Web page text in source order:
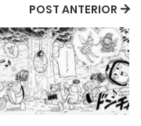
POST ANTERIOR